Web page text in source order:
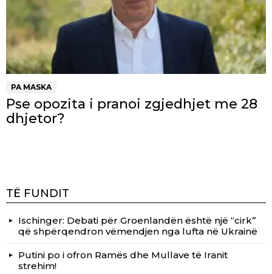
PA MASKA
Pse opozita i pranoi zgjedhjet me 28
dhjetor?
TË FUNDIT
Ischinger: Debati për Groenlandën është një “cirk”
që shpërqendron vëmendjen nga lufta në Ukrainë
Putini po i ofron Ramës dhe Mullave të Iranit
strehim!